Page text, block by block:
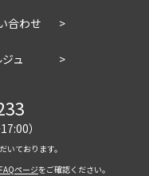
合わせ >
ュ >
）
いております。
FAQページをご確認ください。